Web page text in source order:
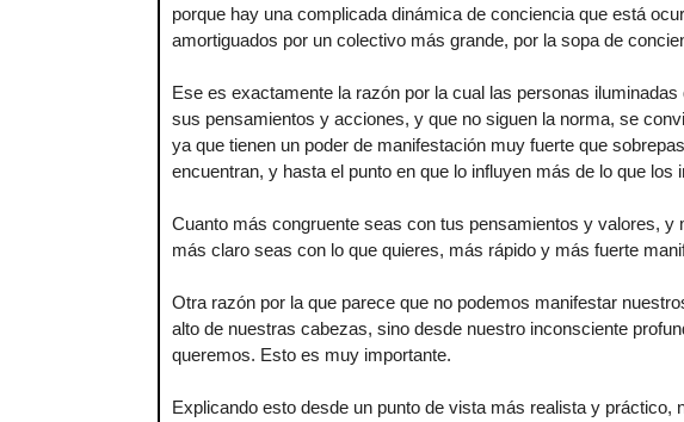
porque hay una complicada dinámica de conciencia que está
amortiguados por un colectivo más grande, por la sopa de
Ese es exactamente la razón por la cual las personas
sus pensamientos y acciones, y que no siguen la norma, se
ya que tienen un poder de manifestación muy fuerte que
encuentran, y hasta el punto en que lo influyen más de lo que los
Cuanto más congruente seas con tus pensamientos y valores,
más claro seas con lo que quieres, más rápido y más fuerte
Otra razón por la que parece que no podemos manifestar
alto de nuestras cabezas, sino desde nuestro inconsciente
queremos. Esto es muy importante.
Explicando esto desde un punto de vista más realista y práctico,